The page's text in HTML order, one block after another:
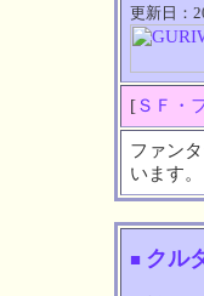
更新日：
[ＳＦ・
ファン
います。
■ クル